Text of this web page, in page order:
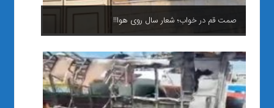
صمت قم در خواب؛ شعار سال روی هوا!!